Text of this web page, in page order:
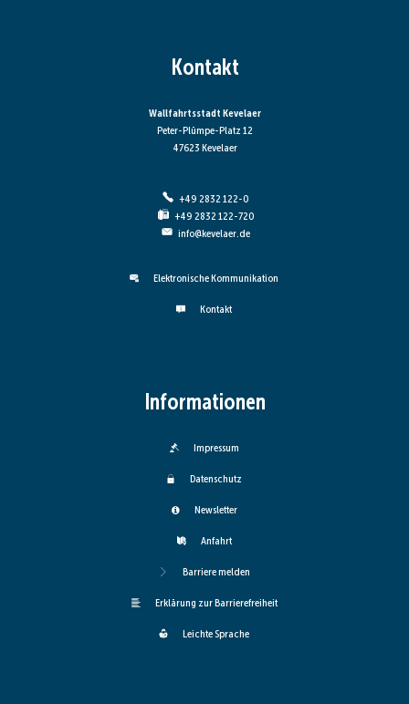
Kontakt
Wallfahrtsstadt Kevelaer
Peter-Plümpe-Platz 12
47623 Kevelaer
+49 2832 122-0
+49 2832 122-720
info@kevelaer.de
Elektronische Kommunikation
Kontakt
Informationen
Impressum
Datenschutz
Newsletter
Anfahrt
Barriere melden
Erklärung zur Barrierefreiheit
Leichte Sprache